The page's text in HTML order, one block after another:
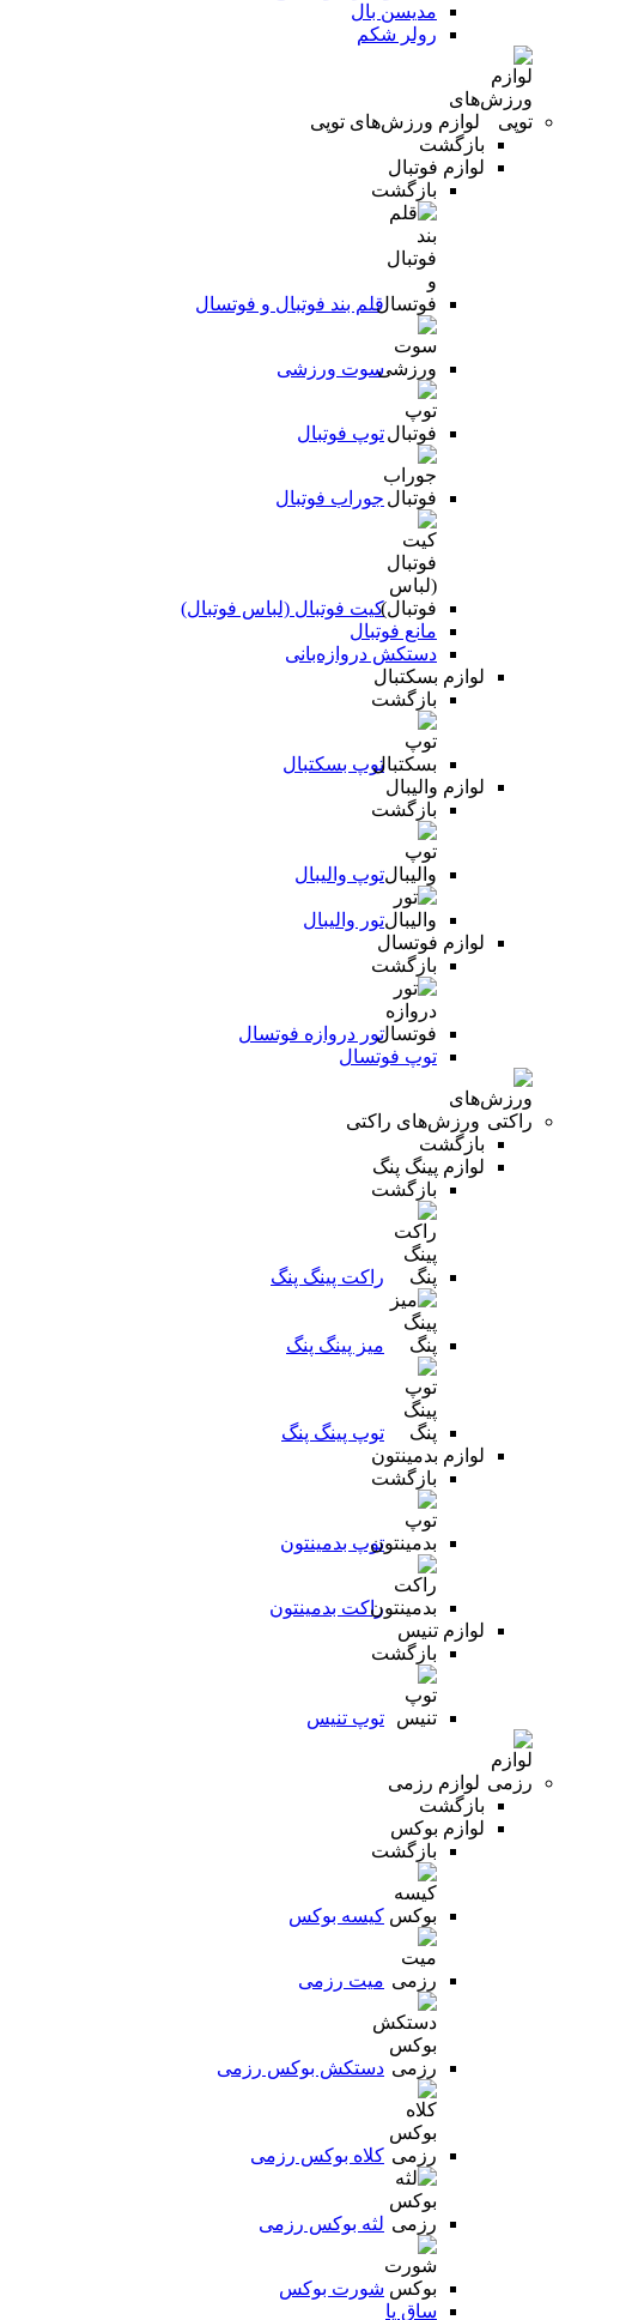
مدیسن بال
رولر شکم
لوازم ورزش‌های توپی
بازگشت
لوازم فوتبال
بازگشت
قلم بند فوتبال و فوتسال
سوت ورزشی
توپ فوتبال
جوراب فوتبال
کیت فوتبال (لباس فوتبال)
مانع فوتبال
دستکش دروازه‌بانی
لوازم بسکتبال
بازگشت
توپ بسکتبال
لوازم والیبال
بازگشت
توپ والیبال
تور والیبال
لوازم فوتسال
بازگشت
تور دروازه فوتسال
توپ فوتسال
ورزش‌های راکتی
بازگشت
لوازم پینگ پنگ
بازگشت
راکت پینگ پنگ
میز پینگ پنگ
توپ پینگ پنگ
لوازم بدمینتون
بازگشت
توپ بدمینتون
راکت بدمینتون
لوازم تنیس
بازگشت
توپ تنیس
لوازم رزمی
بازگشت
لوازم بوکس
بازگشت
کیسه بوکس
میت رزمی
دستکش بوکس رزمی
کلاه بوکس رزمی
لثه بوکس رزمی
شورت بوکس
ساق پا